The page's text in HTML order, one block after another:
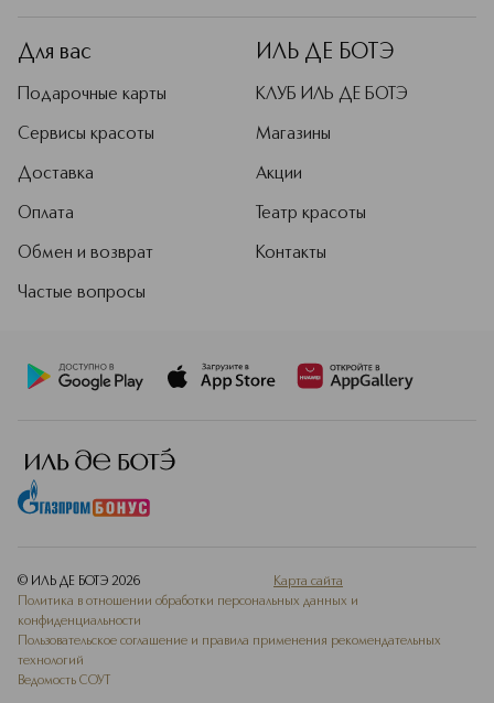
Для вас
Подарочные карты
Сервисы красоты
Доставка
Оплата
Обмен и возврат
Частые вопросы
ИЛЬ ДЕ БОТЭ
КЛУБ ИЛЬ ДЕ БОТЭ
Магазины
Акции
Театр красоты
Контакты
© ИЛЬ ДЕ БОТЭ 2026
Карта сайта
Политика в отношении обработки персональных данных и
конфиденциальности
Пользовательское соглашение и правила применения рекомендательных
технологий
Ведомость СОУТ